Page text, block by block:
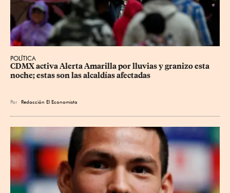
POLÍTICA
CDMX activa Alerta Amarilla por lluvias y granizo esta
noche; estas son las alcaldías afectadas
Por Redacción El Economista